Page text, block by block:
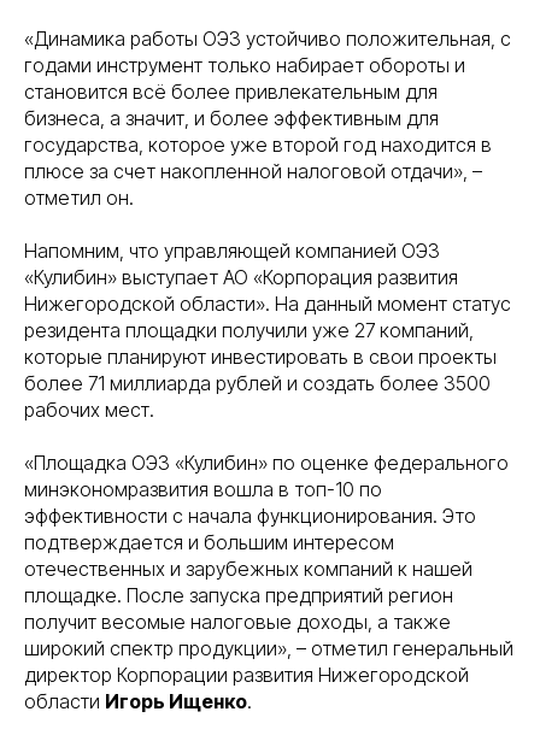
«Динамика работы ОЭЗ устойчиво положительная, с
годами инструмент только набирает обороты и
становится всё более привлекательным для
бизнеса, а значит, и более эффективным для
государства, которое уже второй год находится в
плюсе за счет накопленной налоговой отдачи», –
отметил он.
Напомним, что управляющей компанией ОЭЗ
«Кулибин» выступает АО «Корпорация развития
Нижегородской области». На данный момент статус
резидента площадки получили уже 27 компаний,
которые планируют инвестировать в свои проекты
более 71 миллиарда рублей и создать более 3500
рабочих мест.
«Площадка ОЭЗ «Кулибин» по оценке федерального
минэкономразвития вошла в топ-10 по
эффективности с начала функционирования. Это
подтверждается и большим интересом
отечественных и зарубежных компаний к нашей
площадке. После запуска предприятий регион
получит весомые налоговые доходы, а также
широкий спектр продукции», – отметил генеральный
директор Корпорации развития Нижегородской
области Игорь Ищенко.